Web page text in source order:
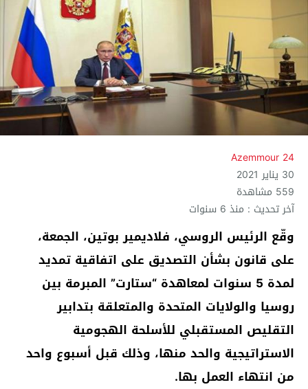
Azemmour 24
30 يناير 2021
559 مشاهدة
آخر تحديث : منذ 6 سنوات
وقّع الرئيس الروسي، فلاديمير بوتين، الجمعة،
على قانون بشأن التصديق على اتفاقية تمديد
لمدة 5 سنوات لمعاهدة “ستارت” المبرمة بين
روسيا والولايات المتحدة والمتعلقة بتدابير
التقليص المستقبلي للأسلحة الهجومية
الاستراتيجية والحد منها، وذلك قبل أسبوع واحد
من انتهاء العمل بها.